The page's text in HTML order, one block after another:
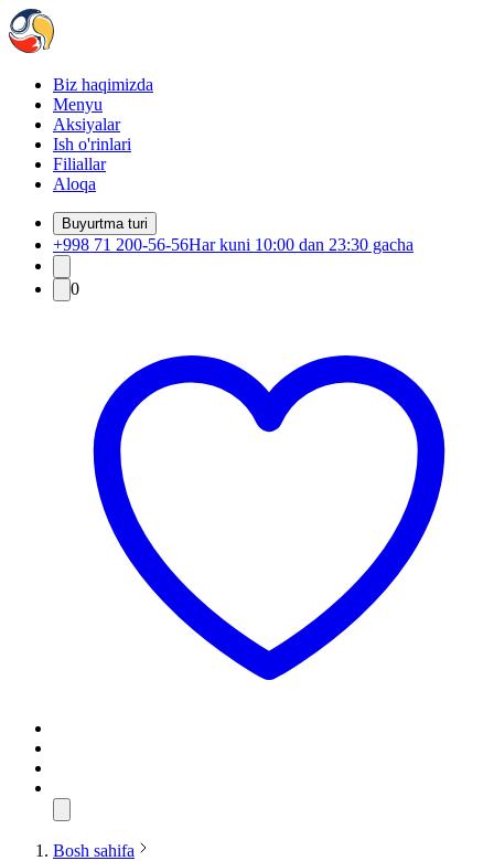
Biz haqimizda
Menyu
Aksiyalar
Ish o'rinlari
Filiallar
Aloqa
Buyurtma turi
+998 71 200-56-56Har kuni 10:00 dan 23:30 gacha
0
Bosh sahifa